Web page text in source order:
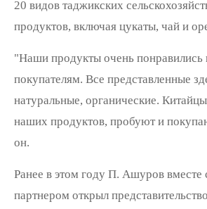
20 видов таджикских
продуктов, включая цукаты, чай и
"Наши продукты очень понравились
покупателям. Все представленные
натуральные, органические. Китайцы
наших продуктов, пробуют и
он.
Ранее в этом году П. Ашуров вместе
партнером открыл